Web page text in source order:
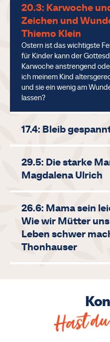
20.3: Karwoche
Zeichen und
Thiemo Klein
Ostern ist das wichtigste
für Kinder kann der
Karwoche anstrengend
ich meinem Kind
und sie ein wenig am
lassen?
17.4: Bleib
29.5: Die starke
Magdalena Ulrich
26.6: Mama sein
Wie wir Mütter
Leben schwer
Thonhauser
Hast